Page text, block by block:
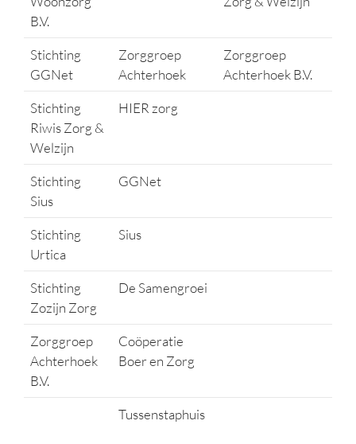
B.V.
Stichting
GGNet
Zorggroep
Achterhoek
Zorggroep
Achterhoek B.V.
Stichting
Riwis Zorg &
Welzijn
HIER zorg
Stichting
Sius
GGNet
Stichting
Urtica
Sius
Stichting
Zozijn Zorg
De Samengroei
Zorggroep
Achterhoek
B.V.
Coöperatie
Boer en Zorg
Tussenstaphuis